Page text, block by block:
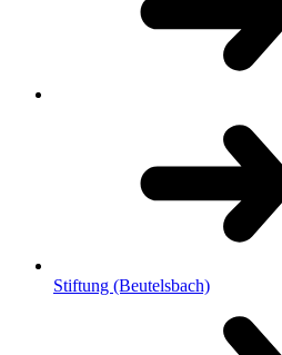
Stiftung (Beutelsbach)